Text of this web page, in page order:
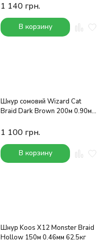
1 140 грн.
В корзину
Шнур сомовий Wizard Cat
Braid Dark Brown 200м 0.90мм
1 100 грн.
В корзину
Шнур Koos X12 Monster Braid
Hollow 150м 0.46мм 62.5кг